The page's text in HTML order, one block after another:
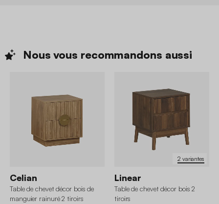
Nous vous recommandons aussi
Celian
Table de chevet décor bois de
manguier rainuré 2 tiroirs
2 variantes
Linear
Table de chevet décor bois 2
tiroirs